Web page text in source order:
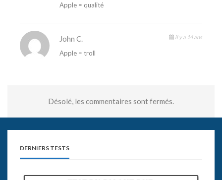
Apple = qualité
John C. il y a 14 ans
Apple = troll
Désolé, les commentaires sont fermés.
DERNIERS TESTS